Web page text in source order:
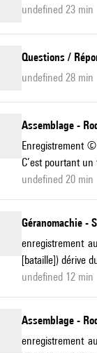
undefined 23 min
Questions /
undefined 28 min
Assemblage -
Enregistrement
C’est pourtant
undefined 20 min
Géranomachie -
enregistrement
[bataille]) dérive
undefined 12 min
Assemblage -
enregistrement